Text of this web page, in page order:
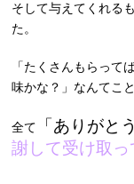
そして与えてくれる
た。
「たくさんもらって
味かな？」なんてこ
全て 「ありがと
謝して受け取っ